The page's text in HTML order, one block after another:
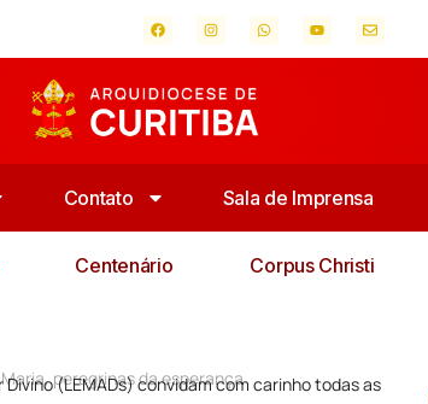
Contato Sala de Imprensa
Centenário Corpus Christi
peregrinas da esperança
(LEMADs) convidam com carinho todas as